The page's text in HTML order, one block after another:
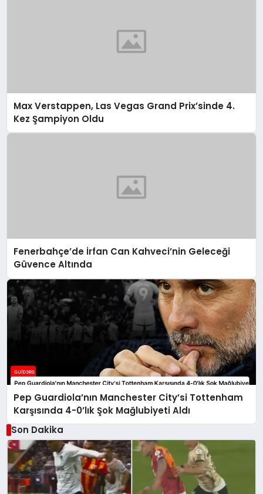
Max Verstappen, Las Vegas Grand Prix’sinde 4.
Kez Şampiyon Oldu
Fenerbahçe’de İrfan Can Kahveci’nin Geleceği
Güvence Altında
Pep Guardiola’nın Manchester City’si Tottenham
Karşısında 4-0’lık Şok Mağlubiyeti Aldı
Son Dakika